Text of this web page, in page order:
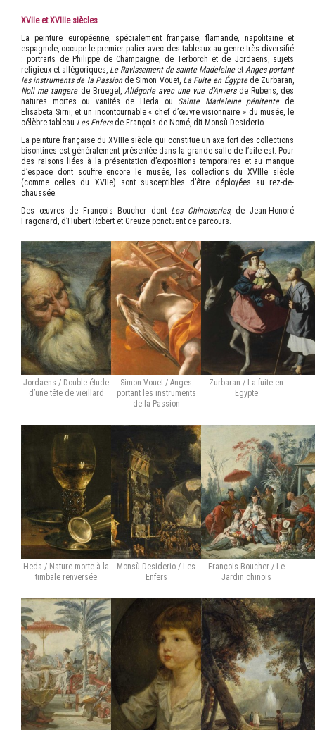
XVII eet XVIII esiècles
La peinture européenne, spécialement française, flamande, napolitaine et
espagnole, occupe le premier palier avec des tableaux au genre très diversifié
: portraits de Philippe de Champaigne, de Terborch et de Jordaens, sujets
religieux et allégoriques, Le Ravissement de sainte Madeleineet Anges portant
les instruments de la Passionde Simon Vouet, La Fuite en Égyptede Zurbaran,
Noli me tangerede Bruegel, Allégorie avec une vue d’Anversde Rubens, des
natures mortes ou vanités de Heda ou Sainte Madeleine pénitentede
Elisabeta Sirni, et un incontournable « chef d’œuvre visionnaire » du musée, le
célèbre tableau Les Enfersde François de Nomé, dit Monsù Desiderio.
La peinture française du XVIII e siècle qui constitue un axe fort des collections
bisontines est généralement présentée dans la grande salle de l’aile est. Pour
des raisons liées à la présentation d’expositions temporaires et au manque
d’espace dont souffre encore le musée, les collections du XVIII e siècle
(comme celles du XVII e) sont susceptibles d’être déployées au rez-de-
chaussée.
Des œuvres de François Boucher dont Les Chinoiseries, de Jean-Honoré
Fragonard, d’Hubert Robert et Greuze ponctuent ce parcours.
Jordaens / Double étude
d’une tête de vieillard
Simon Vouet / Anges
portant les instruments
de la Passion
Zurbaran / La fuite en
Egypte
Heda / Nature morte à la
timbale renversée
Monsù Desiderio / Les
Enfers
François Boucher / Le
Jardin chinois